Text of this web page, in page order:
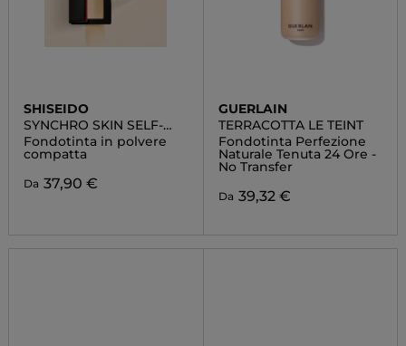
SHISEIDO
SYNCHRO SKIN SELF-
REFRESHING CUSTOM
FINISH POWDER
FOUNDATION
Fondotinta in polvere
compatta
Da 37,90 €
GUERLAIN
TERRACOTTA LE TEINT
Fondotinta Perfezione
Naturale Tenuta 24 Ore -
No Transfer
Da 39,32 €